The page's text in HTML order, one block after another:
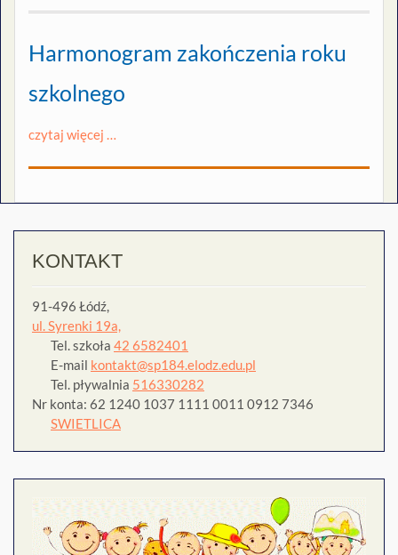
Harmonogram zakończenia roku
szkolnego
czytaj więcej …
KONTAKT
91-496 Łódź,
ul. Syrenki 19a,
Tel. szkoła 42 6582401
E-mail kontakt@sp184.elodz.edu.pl
Tel. pływalnia 516330282
Nr konta: 62 1240 1037 1111 0011 0912 7346
SWIETLICA